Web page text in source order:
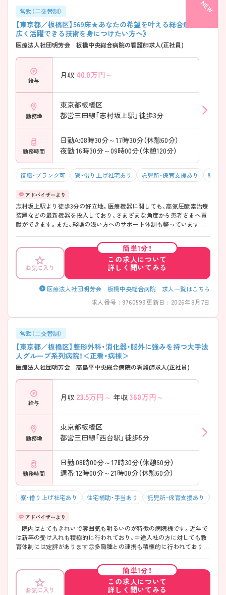
常勤（二交替制）
【東京都／板橋区】569床★あなたの希望を叶える総合病院《幅
広く活躍できる技術を身につけたい方へ》
医療法人社団明芳会 板橋中央総合病院の看護師求人(正社員)
給与
月収 40.0万円～
勤務地
東京都板橋区
都営三田線「志村坂上駅」徒歩3分
勤務時間
日勤A:08時30分～17時30分（休憩60分）
夜勤:16時30分～09時00分（休憩120分）
復職・ブランク可 寮・借り上げ社宅あり 託児所・保育支援あり 駅チカ
志村坂上駅より徒歩3分の好立地。医療機器に関しても、高気圧酸素治療
装置などの最新機器を投入しており、さまざまな角度から患者さまへ貢
献ができます。また、経験の浅い方へのサポート体制も整っていますの
たい方まで幅広い方にオススメできます！ ご興味ある方には、面接対策
ポイントなど、さらに詳細をお話しいたしますのでお気軽にご相談くだ
お気に入り
簡単1分！
この求人について
詳しく聞いてみる
医療法人社団明芳会 板橋中央総合病院 求人一覧はこちら
求人番号 : 9760599更新日 : 2026年8月7日
常勤（二交替制）
【東京都／板橋区】整形外科・消化器・脳外に強みを持つ大手法
人グループ系列病院！＜正看・病棟＞
医療法人社団明芳会 高島平中央総合病院の看護師求人(正社員)
給与
月収 23.5万円～ 年収 360万円～
勤務地
東京都板橋区
都営三田線「西台駅」徒歩5分
勤務時間
日勤:08時00分～17時30分（休憩60分）
遅番:12時00分～21時00分（休憩60分）
寮・借り上げ社宅あり 住宅補助・手当あり 託児所・保育支援あり
院内はとてもきれいで雰囲気も明るいのが特徴の病院様です。近年で
は新卒の受け入れも積極的に行われており、中途入社の方に対しても教
育体制には定評があります◎多職種との連携も積極的に行われておりま
環境で、仕事とプライベートを両立させたい方にオススメできる環境で
す。 ご興味ある方には、面接対策ポイントなど、 さらに詳細をお話し
いたしますので、お気軽にご相談ください。
お気に入り
簡単1分！
この求人について
詳しく聞いてみる